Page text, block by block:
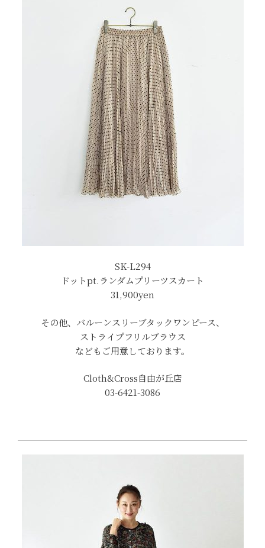
SK-L294
ドットpt.ランダムプリーツスカート
31,900yen
その他、バルーンスリーブタックワンピース、
ストライプフリルブラウス
などもご用意しております。
Cloth&Cross自由が丘店
03-6421-3086